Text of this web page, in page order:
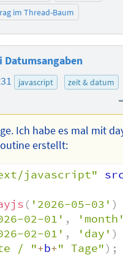
im Thread-Baum
Datumsangaben
javascript zeit & datum
Ich habe es mal mit
erstellt:
javascript"
( '2026-05-03' )
02-01' ,
02-01' , 'day' )
/ "+b+" Tage") ;